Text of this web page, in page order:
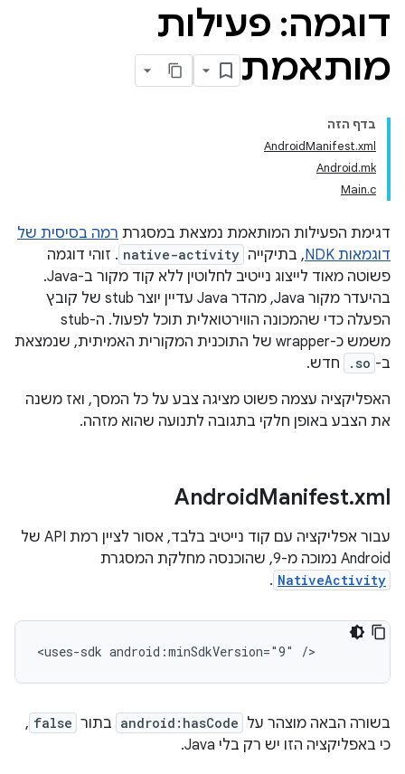
דוגמה: פעילות
מותאמת
בדף הזה
AndroidManifest.xml
Android.mk
Main.c
דגימת הפעילות המותאמת נמצאת במסגרת רמה בסיסית של
דוגמאות NDK
, בתיקייה native-activity . זוהי דוגמה
פשוטה מאוד לייצוג נייטיב לחלוטין ללא קוד מקור ב-Java.
בהיעדר מקור Java, מהדר Java עדיין יוצר stub של קובץ
הפעלה כדי שהמכונה הווירטואלית תוכל לפעול. ה-stub
משמש כ-wrapper של התוכנית המקורית האמיתית, שנמצאת
ב- .so
חדש.
האפליקציה עצמה פשוט מציגה צבע על כל המסך, ואז משנה
את הצבע באופן חלקי בתגובה לתנועה שהוא מזהה.
AndroidManifest.xml
עבור אפליקציה עם קוד נייטיב בלבד, אסור לציין רמת API של
Android נמוכה מ-9, שהוכנסה מחלקת המסגרת
NativeActivity
.
<uses-sdk android:minSdkVersion="9" />
בשורה הבאה מוצהר על android:hasCode בתור false
,
כי באפליקציה הזו יש רק בלי Java.